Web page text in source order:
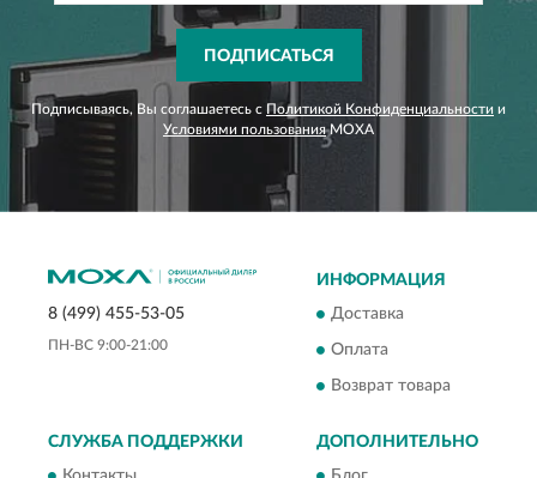
ПОДПИСАТЬСЯ
Подписываясь, Вы соглашаетесь с Политикой Конфиденциальности и
Условиями пользованияMOXA
8 (499) 455-53-05
ПН-ВС 9:00-21:00
ИНФОРМАЦИЯ
Доставка
Оплата
Возврат товара
СЛУЖБА ПОДДЕРЖКИ ДОПОЛНИТЕЛЬНО